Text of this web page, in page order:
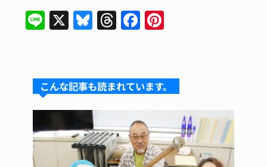
Li
X
Bl
s
k
y
T
a
d
F
e
b
o
o
k
e
st
こんな記事も読まれています。